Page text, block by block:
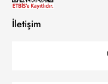
İletişim